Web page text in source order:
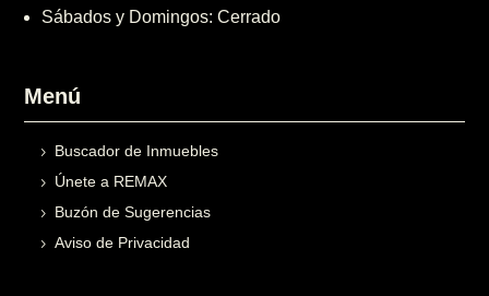
Sábados y Domingos: Cerrado
Menú
Buscador de Inmuebles
Únete a REMAX
Buzón de Sugerencias
Aviso de Privacidad